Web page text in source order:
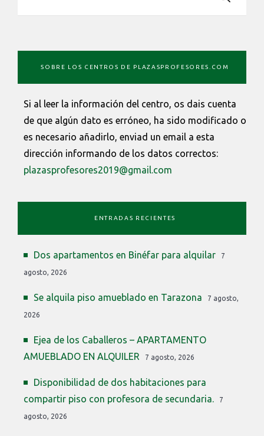
SOBRE LOS CENTROS DE PLAZASPROFESORES.COM
Si al leer la información del centro, os dais cuenta
de que algún dato es erróneo, ha sido modificado o
es necesario añadirlo, enviad un email a esta
dirección informando de los datos correctos:
plazasprofesores2019@gmail.com
ENTRADAS RECIENTES
Dos apartamentos en Binéfar para alquilar 7
agosto, 2026
Se alquila piso amueblado en Tarazona 7 agosto,
2026
Ejea de los Caballeros – APARTAMENTO
AMUEBLADO EN ALQUILER
7 agosto, 2026
Disponibilidad de dos habitaciones para
compartir piso con profesora de secundaria.
7
agosto, 2026